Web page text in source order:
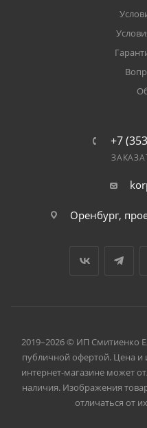
+7
Оренбург,
2019–2026 © ИП Смитиенко
публичной офертой. Цена
интернет-магазине может
наличия. Изображения
отличаться от